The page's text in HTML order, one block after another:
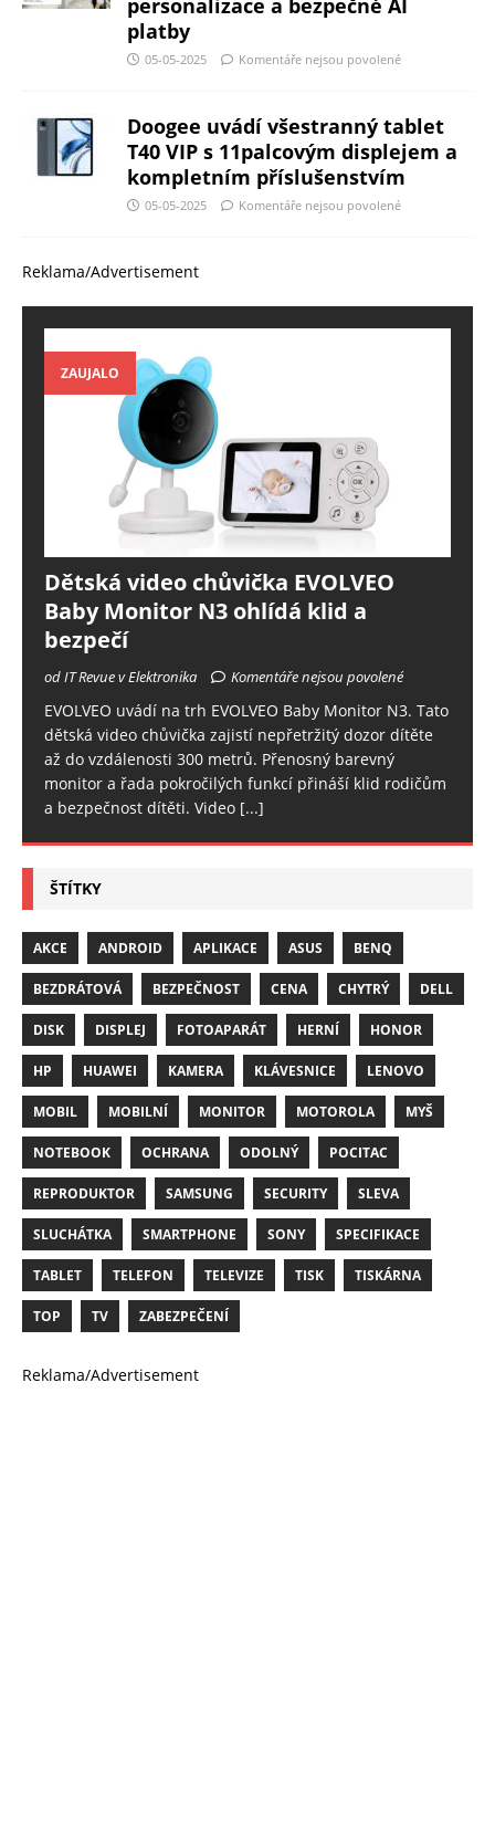
personalizace a bezpečné AI
platby
05-05-2025 Komentáře nejsou povolené
Doogee uvádí všestranný tablet
T40 VIP s 11palcovým displejem a
kompletním příslušenstvím
05-05-2025 Komentáře nejsou povolené
Reklama/Advertisement
ZAUJALO
Dětská video chůvička EVOLVEO
Baby Monitor N3 ohlídá klid a
bezpečí
od IT Revue v Elektronika Komentáře nejsou povolené
EVOLVEO uvádí na trh EVOLVEO Baby Monitor N3. Tato
dětská video chůvička zajistí nepřetržitý dozor dítěte
až do vzdálenosti 300 metrů. Přenosný barevný
monitor a řada pokročilých funkcí přináší klid rodičům
a bezpečnost dítěti. Video [...]
ŠTÍTKY
AKCE ANDROID APLIKACE ASUS BENQ
BEZDRÁTOVÁ BEZPEČNOST CENA CHYTRÝ DELL
DISK DISPLEJ FOTOAPARÁT HERNÍ HONOR
HP HUAWEI KAMERA KLÁVESNICE LENOVO
MOBIL MOBILNÍ MONITOR MOTOROLA MYŠ
NOTEBOOK OCHRANA ODOLNÝ POCITAC
REPRODUKTOR SAMSUNG SECURITY SLEVA
SLUCHÁTKA SMARTPHONE SONY SPECIFIKACE
TABLET TELEFON TELEVIZE TISK TISKÁRNA
TOP TV ZABEZPEČENÍ
Reklama/Advertisement